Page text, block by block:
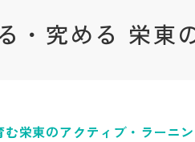
・究める 栄東
栄東のアクティブ・ラーニ